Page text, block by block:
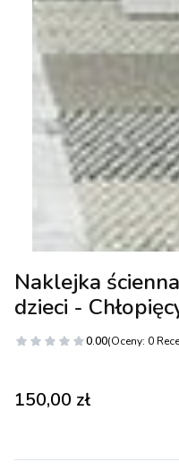
Naklejka
dzieci -
0.00(Oceny: 0
Cena
150,00 zł